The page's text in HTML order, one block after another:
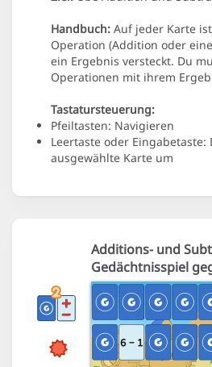
Handbuch: Auf jeder Karte
Operation (Addition oder
ein Ergebnis versteckt. Du
Operationen mit ihrem
Tastatursteuerung:
Pfeiltasten: Navigieren
Leertaste oder Eingabetaste:
ausgewählte Karte um
Additions- und
Gedächtnisspiel